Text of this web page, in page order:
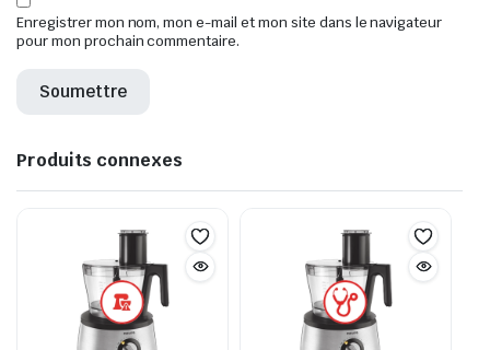
Enregistrer mon nom, mon e-mail et mon site dans le navigateur
pour mon prochain commentaire.
Produits connexes